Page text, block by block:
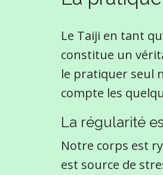
Le Taiji en tant
constitue un
le pratiquer seul
compte les
La régularité
Notre corps est
est source de